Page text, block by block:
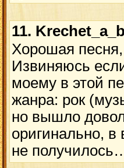
11.
Хорошая
Извиняюсь
моему в этой
жанра: рок
но вышло
оригинально, в
не